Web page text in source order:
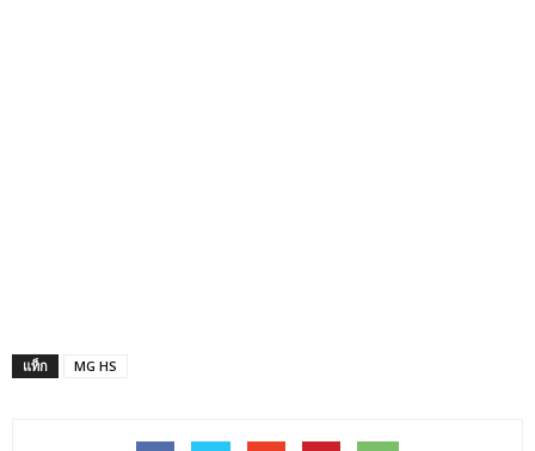
แท็ก MG HS